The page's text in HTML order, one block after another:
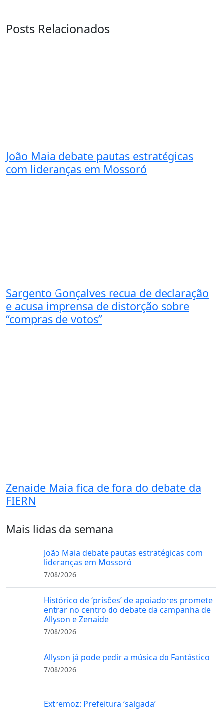
Posts Relacionados
João Maia debate pautas estratégicas
com lideranças em Mossoró
Sargento Gonçalves recua de declaração
e acusa imprensa de distorção sobre
“compras de votos”
Zenaide Maia fica de fora do debate da
FIERN
Mais lidas da semana
João Maia debate pautas estratégicas com
lideranças em Mossoró
7/08/2026
Histórico de ‘prisões’ de apoiadores promete
entrar no centro do debate da campanha de
Allyson e Zenaide
7/08/2026
Allyson já pode pedir a música do Fantástico
7/08/2026
Extremoz: Prefeitura ‘salgada’